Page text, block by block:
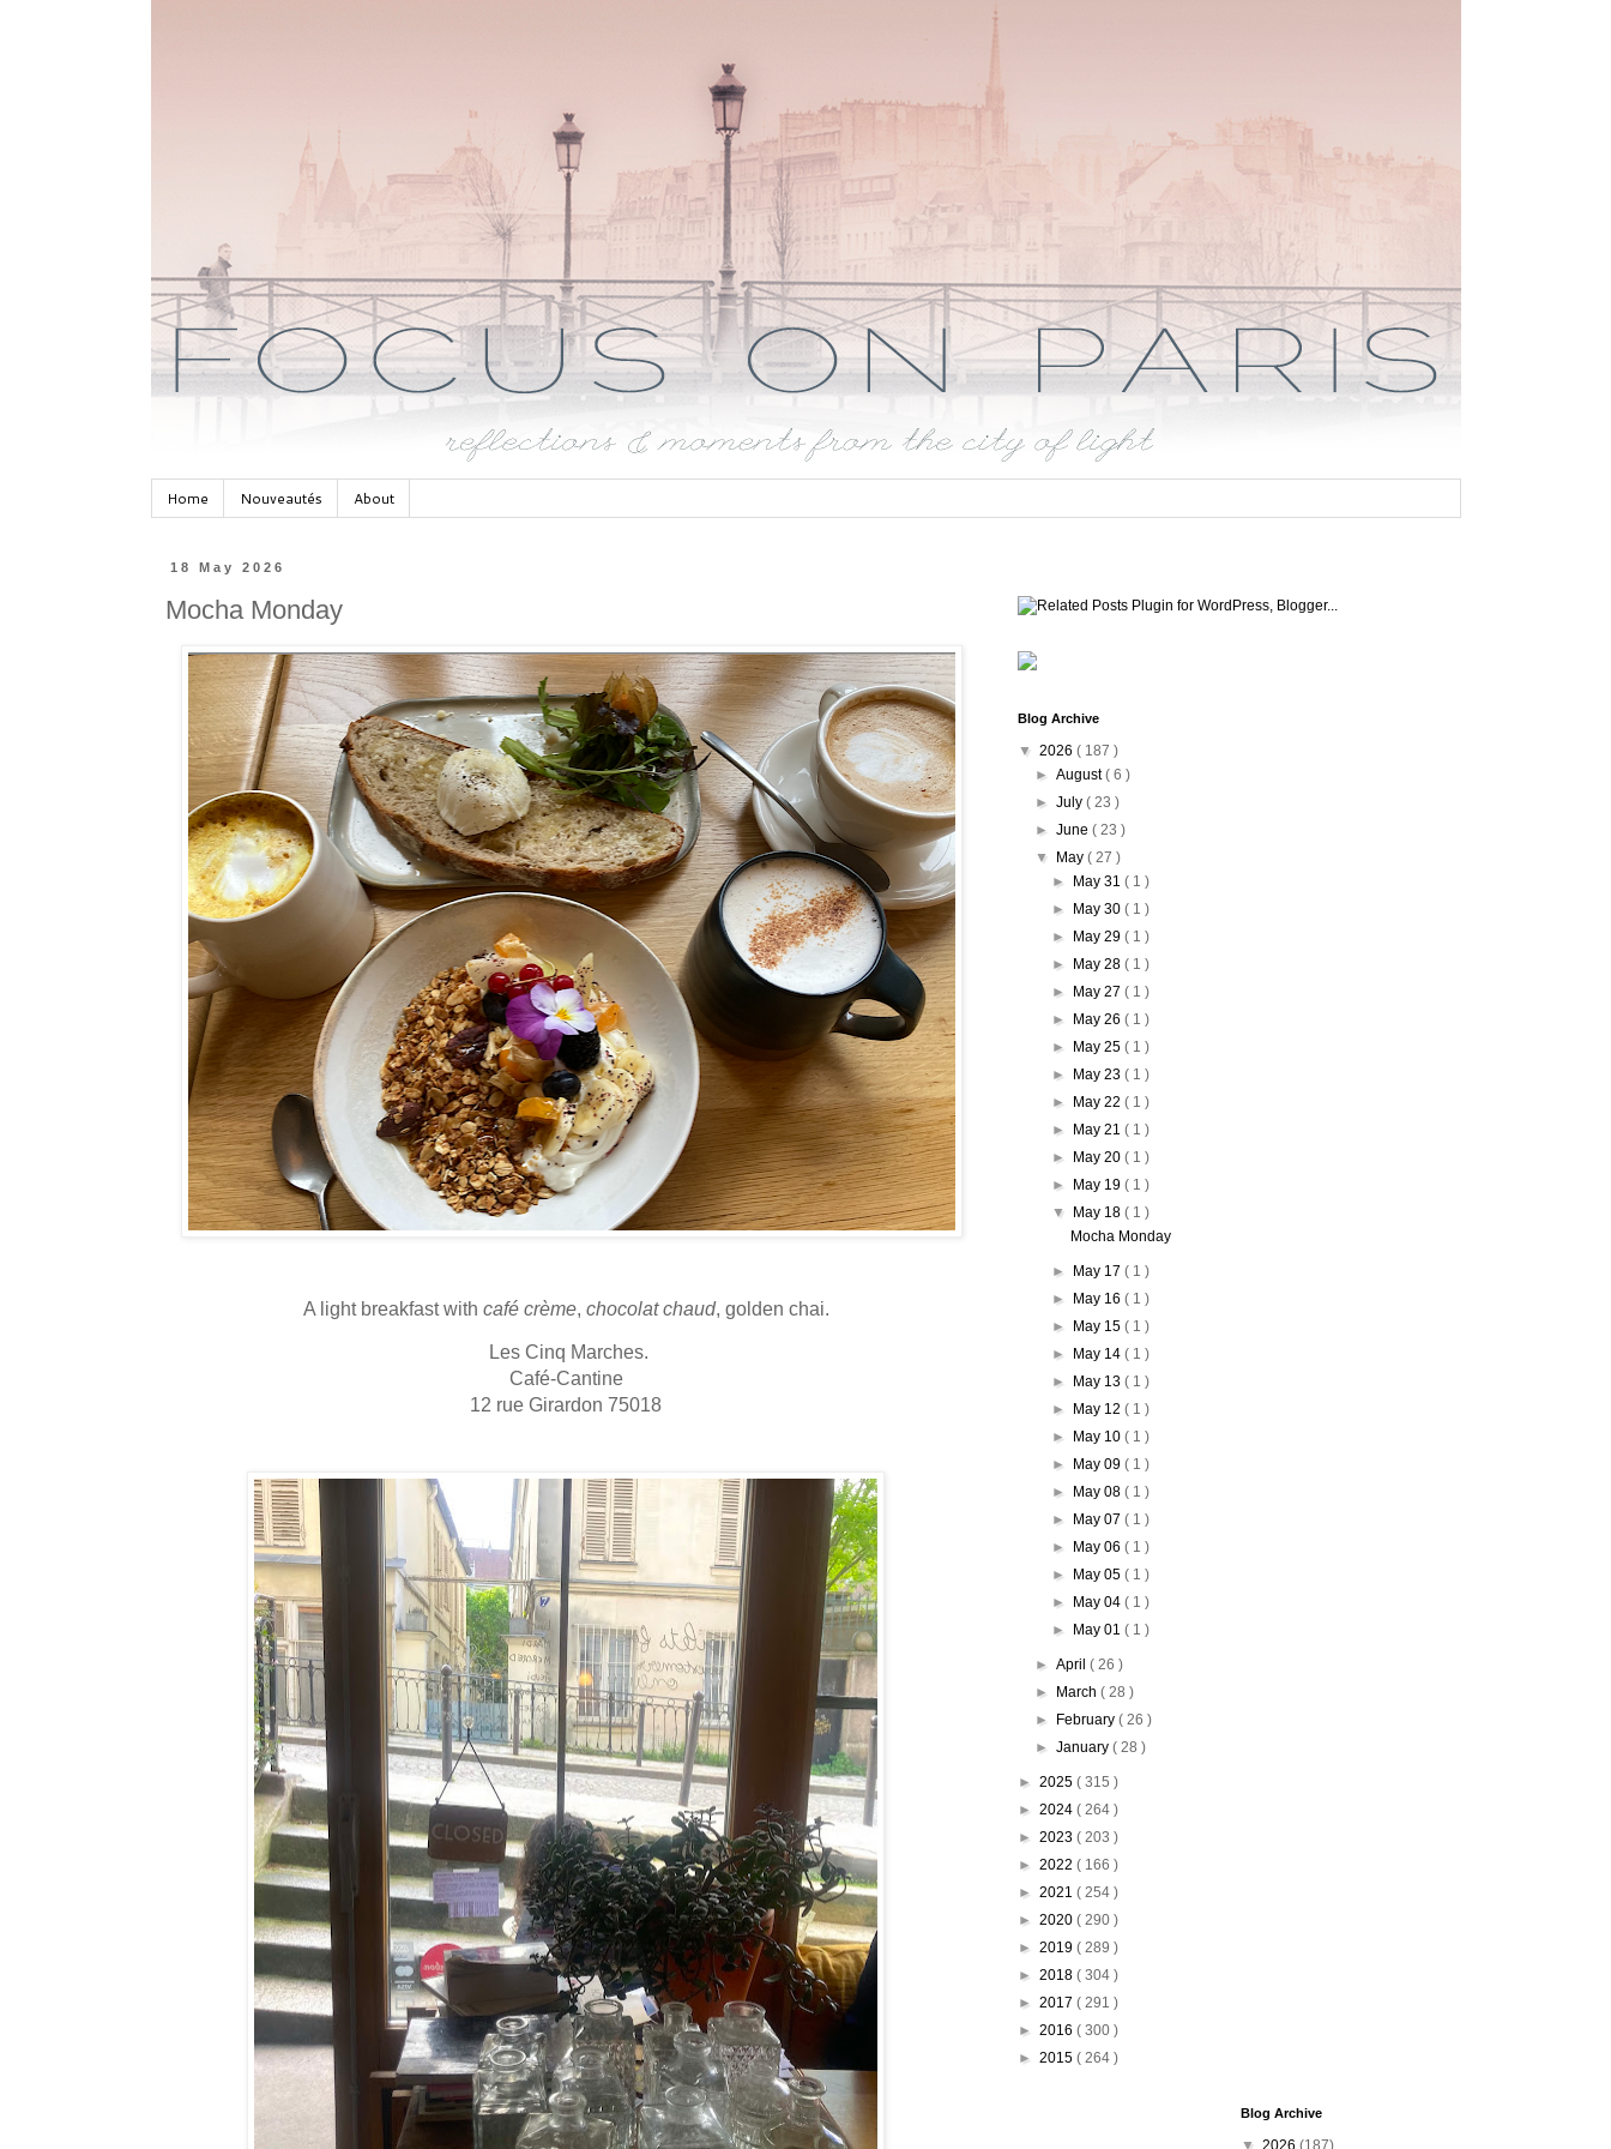
Home Nouveautés About
18 May 2026
Mocha Monday
A light breakfast with café crème, chocolat chaud, golden chai.
Les Cinq Marches.
Café-Cantine
12 rue Girardon 75018
Blog Archive
▼ 2026 ( 187 )
► August( 6 )
► July ( 23 )
► June ( 23 )
▼
May ( 27 )
►
May 31( 1 )
►
May 30( 1 )
►
May 29( 1 )
►
May 28( 1 )
►
May 27( 1 )
►
May 26( 1 )
►
May 25( 1 )
►
May 23( 1 )
►
May 22( 1 )
►
May 21( 1 )
►
May 20( 1 )
►
May 19( 1 )
▼
May 18( 1 )
Mocha Monday
► May 17( 1 )
►
May 16( 1 )
►
May 15( 1 )
►
May 14( 1 )
►
May 13( 1 )
►
May 12( 1 )
►
May 10( 1 )
►
May 09( 1 )
►
May 08( 1 )
►
May 07( 1 )
►
May 06( 1 )
►
May 05( 1 )
►
May 04( 1 )
►
May 01( 1 )
► April ( 26 )
►
March ( 28 )
►
February ( 26 )
► January ( 28 )
► 2025 ( 315 )
► 2024 ( 264 )
► 2023 ( 203 )
► 2022 ( 166 )
► 2021 ( 254 )
► 2020 ( 290 )
► 2019 ( 289 )
► 2018 ( 304 )
► 2017 ( 291 )
► 2016 ( 300 )
► 2015 ( 264 )
Blog Archive